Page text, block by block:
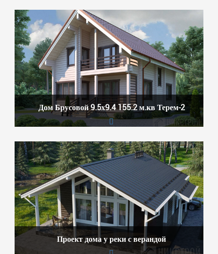
Дом Брусовой 9.5х9.4 155.2 м.кв Терем-2
Проект дома у реки с верандой